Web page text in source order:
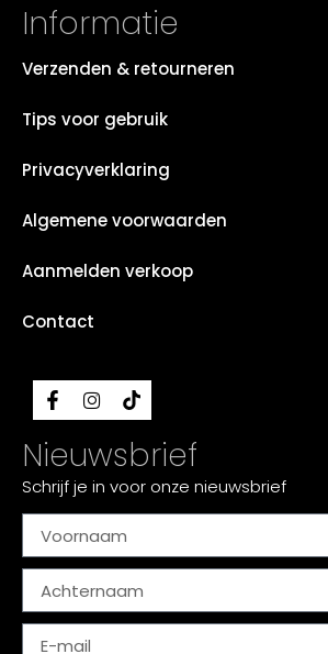
Informatie
Verzenden & retourneren
Tips voor gebruik
Privacyverklaring
Algemene voorwaarden
Aanmelden verkoop
Contact
Nieuwsbrief
Schrijf je in voor onze nieuwsbrief